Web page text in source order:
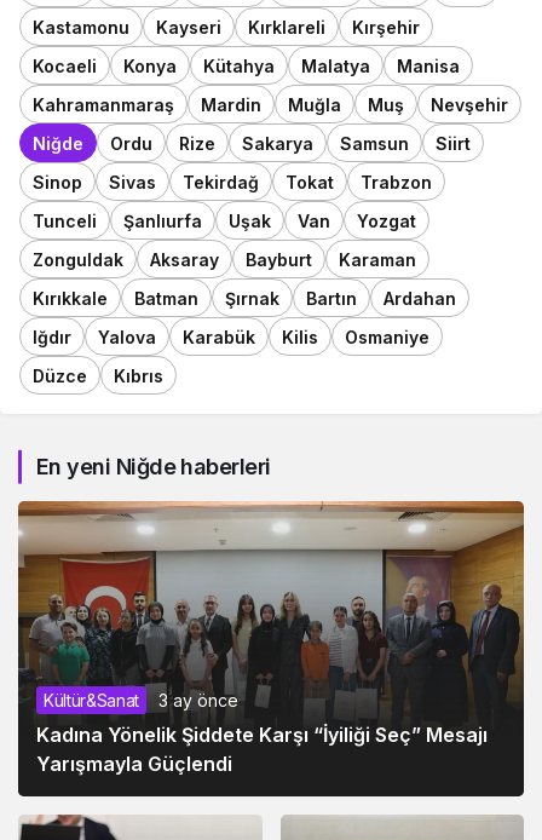
Kastamonu
Kayseri Kırklareli
Kırşehir
Kocaeli
Konya Kütahya Malatya
Manisa
Kahramanmaraş
Mardin Muğla Muş
Nevşehir
Niğde
Ordu Rize Sakarya Samsun
Siirt
Sinop
Sivas Tekirdağ Tokat
Trabzon
Tunceli
Şanlıurfa Uşak Van
Yozgat
Zonguldak
Aksaray Bayburt
Karaman
Kırıkkale
Batman Şırnak Bartın
Ardahan
Iğdır
Yalova Karabük Kilis
Osmaniye
Düzce
Kıbrıs
En yeni Niğde haberleri
Kültür&Sanat 3 ay önce
Kadına Yönelik Şiddete Karşı “İyiliği Seç” Mesajı
Yarışmayla Güçlendi